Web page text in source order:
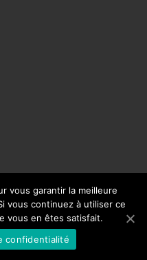
Sabine Moine
vous garantir la meilleure
vous continuez à utiliser ce
vous en êtes satisfait.
confidentialité